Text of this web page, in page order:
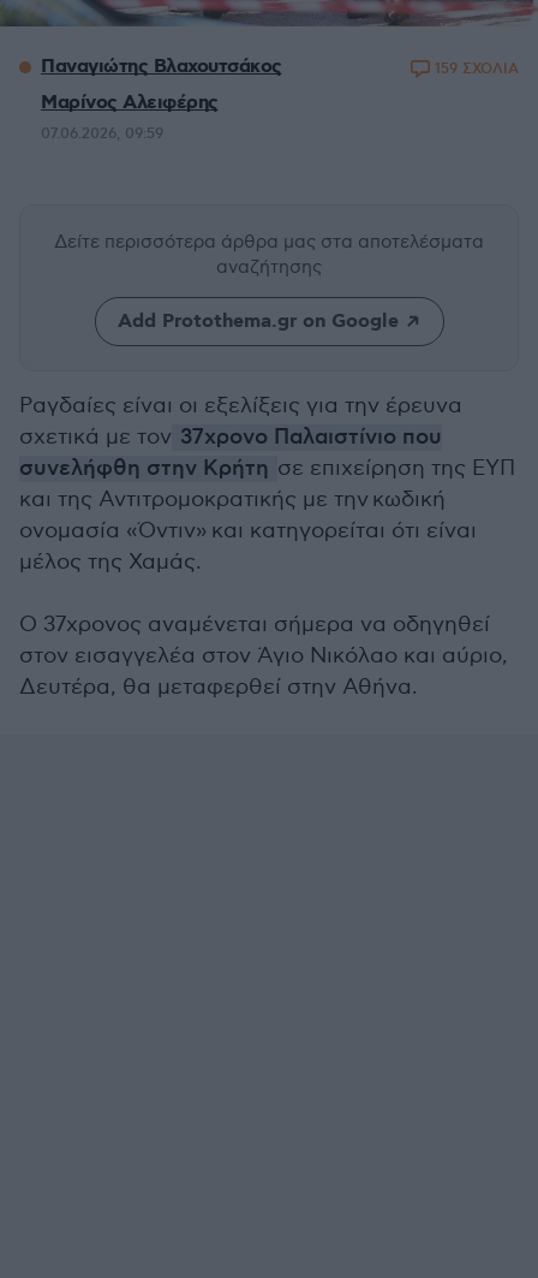
Παναγιώτης Βλαχουτσάκος
Μαρίνος Αλειφέρης
07.06.2026, 09:59
159 ΣΧΟΛΙΑ
Δείτε περισσότερα άρθρα μας στα αποτελέσματα
αναζήτησης
Add Protothema.gr on Google
Ραγδαίες είναι οι εξελίξεις για την έρευνα
σχετικά με τον 37χρονο Παλαιστίνιο που
συνελήφθη στην Κρήτη σε επιχείρηση της ΕΥΠ
και της Αντιτρομοκρατικής με την κωδική
ονομασία «Όντιν» και κατηγορείται ότι είναι
μέλος της Χαμάς.
Ο 37χρονος αναμένεται σήμερα να οδηγηθεί
στον εισαγγελέα στον Άγιο Νικόλαο και αύριο,
Δευτέρα, θα μεταφερθεί στην Αθήνα.